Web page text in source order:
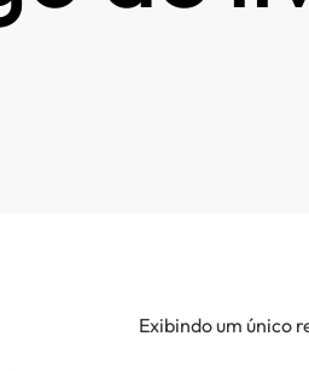
Exibindo um único